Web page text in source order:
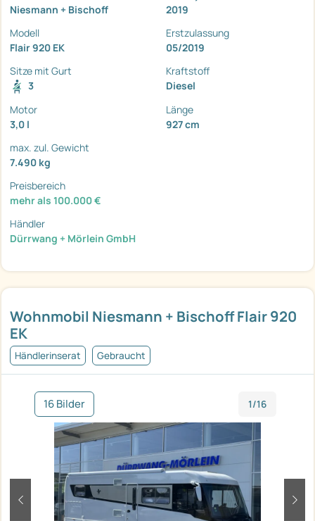
Wohnmobil Niesmann + Bischoff Flair 920
EK
Händlerinserat Gebraucht
16 Bilder 1/16
zurück
Niesmann + Bischoff
2019
Modell
Flair 920 EK
Erstzulassung
05/2019
Sitze mit Gurt
3
Kraftstoff
Diesel
Motor
3,0 l
Länge
927 cm
max. zul. Gewicht
7.490 kg
Preisbereich
mehr als 100.000 €
Händler
Dürrwang + Mörlein GmbH